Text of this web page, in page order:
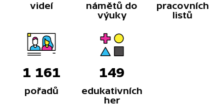
videí
námětů do
výuky
pracovních
listů
1 161
pořadů
149
edukativních
her